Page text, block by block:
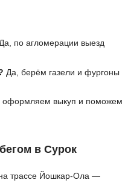
по агломерации выезд
Да, берём газели и фургоны
оформляем выкуп и поможем
в Сурок
трассе Йошкар-Ола —